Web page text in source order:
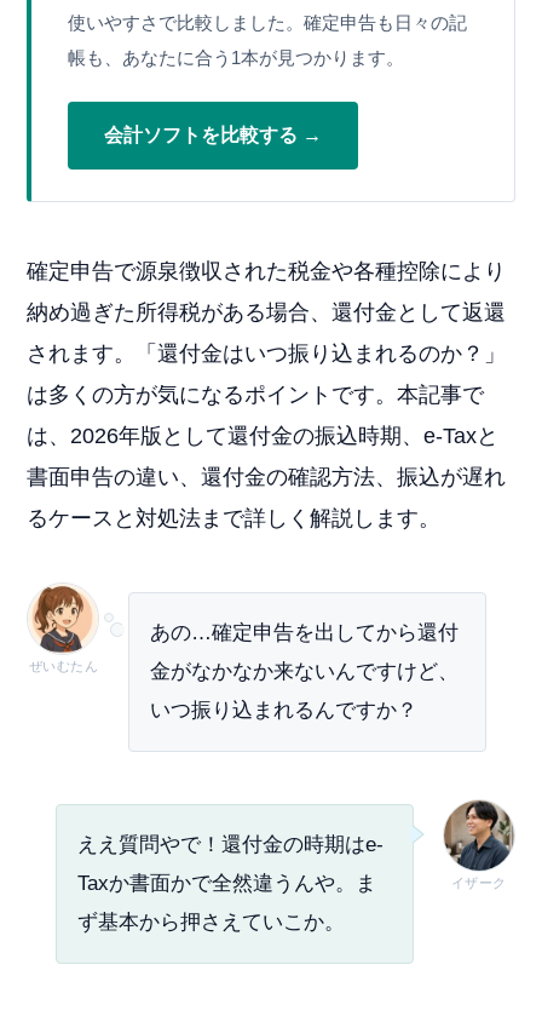
使いやすさで比較しました。確定申告も日々の記
帳も、あなたに合う1本が見つかります。
会計ソフトを比較する →
確定申告で源泉徴収された税金や各種控除により
納め過ぎた所得税がある場合、還付金として返還
されます。「還付金はいつ振り込まれるのか？」
は多くの方が気になるポイントです。本記事で
は、2026年版として還付金の振込時期、e-Taxと
書面申告の違い、還付金の確認方法、振込が遅れ
るケースと対処法まで詳しく解説します。
ぜいむたん
あの…確定申告を出してから還付
金がなかなか来ないんですけど、
いつ振り込まれるんですか？
イザーク
ええ質問やで！還付金の時期はe-
Taxか書面かで全然違うんや。ま
ず基本から押さえていこか。